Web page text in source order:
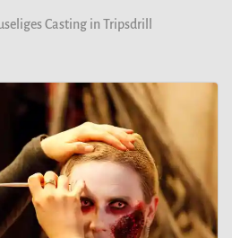
Casting in Tripsdrill